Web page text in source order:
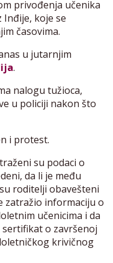
privođenja učenika
Inđije, koje se
časovima.
u jutarnjim
.
nalogu tužioca,
u policiji nakon što
i protest.
su podaci o
da li je među
roditelji obavešteni
zatražio informaciju o
učenicima i da
o završenoj
krivičnog